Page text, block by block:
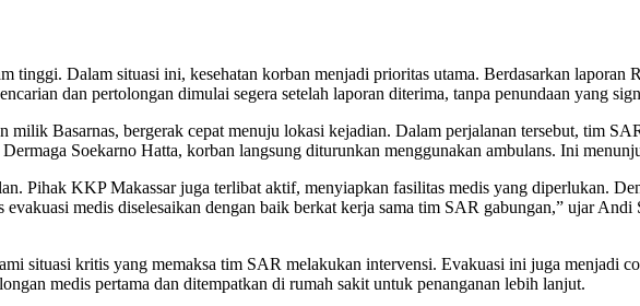
Dalam situasi ini, kesehatan korban menjadi prioritas utama. Berdasarkan laporan
dan pertolongan dimulai segera setelah laporan diterima, tanpa penundaan yang
Basarnas, bergerak cepat menuju lokasi kejadian. Dalam perjalanan tersebut, tim
Soekarno Hatta, korban langsung diturunkan menggunakan ambulans. Ini
Pihak KKP Makassar juga terlibat aktif, menyiapkan fasilitas medis yang diperlukan.
medis diselesaikan dengan baik berkat kerja sama tim SAR gabungan,” ujar
situasi kritis yang memaksa tim SAR melakukan intervensi. Evakuasi ini juga menjadi
medis pertama dan ditempatkan di rumah sakit untuk penanganan lebih lanjut.